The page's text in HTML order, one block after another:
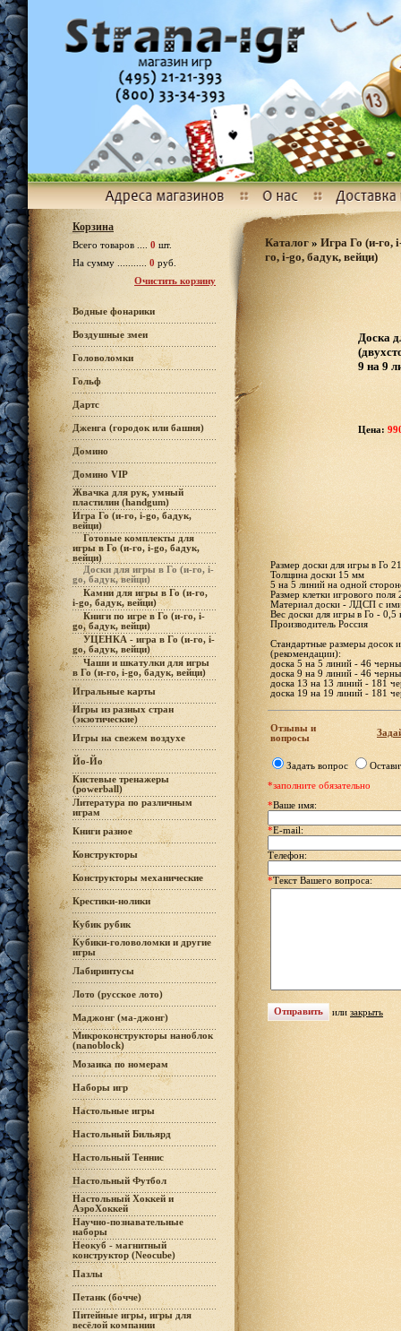
Корзина
Всего товаров ....0 шт.
На сумму ........... 0руб.
Очистить корзину
Водные фонарики
Воздушные змеи
Головоломки
Гольф
Дартс
Дженга (городок или башня)
Домино
Домино VIP
Жвачка для рук, умный
пластилин (handgum)
Игра Го (и-го, i-go, бадук,
вейци)
Готовые комплекты для
игры в Го (и-го, i-go, бадук,
вейци)
Доски для игры в Го (и-го, i-
go, бадук, вейци)
Камни для игры в Го (и-го,
i-go, бадук, вейци)
Книги по игре в Го (и-го, i-
go, бадук, вейци)
УЦЕНКА - игра в Го (и-го, i-
go, бадук, вейци)
Чаши и шкатулки для игры
в Го (и-го, i-go, бадук, вейци)
Игральные карты
Игры из разных стран
(экзотические)
Игры на свежем воздухе
Йо-Йо
Кистевые тренажеры
(powerball)
Литература по различным
играм
Книги разное
Конструкторы
Конструкторы механические
Крестики-нолики
Кубик рубик
Кубики-головоломки и другие
игры
Лабиринтусы
Лото (русское лото)
Маджонг (ма-джонг)
Микроконструкторы наноблок
(nanoblock)
Мозаика по номерам
Наборы игр
Настольные игры
Настольный Бильярд
Настольный Теннис
Настольный Футбол
Настольный Хоккей и
АэроХоккей
Научно-познавательные
наборы
Неокуб - магнитный
конструктор (Neocube)
Пазлы
Петанк (бочче)
Питейные игры, игры для
весёлой компании
Каталог»Игра Го (и-го,
го, i-go, бадук, вейци)
Доска
9 на 9
Цена:
Размер доски для игры в Го
Толщина доски 15 мм
5 на 5 линий на одной
Размер клетки игрового поля
Материал доски - ЛДСП с
Вес доски для игры в Го - 0,5
Производитель Россия
Стандартные размеры досок
(рекомендации):
доска 5 на 5 линий - 46
доска 9 на 9 линий - 46
доска 13 на 13 линий - 181
доска 19 на 19 линий - 181
Отзывы и
вопросы
Задать вопрос
*заполните обязательно
*Ваше имя:
*E-mail:
Телефон:
*Текст Вашего вопроса:
или закрыть